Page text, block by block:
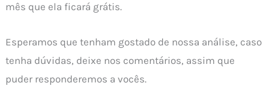
mês que ela ficará grátis.
Esperamos que tenham gostado de nossa análise, caso
tenha dúvidas, deixe nos comentários, assim que
puder responderemos a vocês.